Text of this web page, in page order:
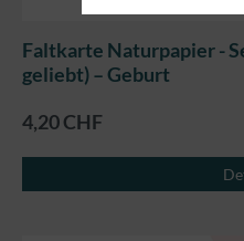
Faltkarte Naturpapier -
geliebt) – Geburt
4,20 CHF